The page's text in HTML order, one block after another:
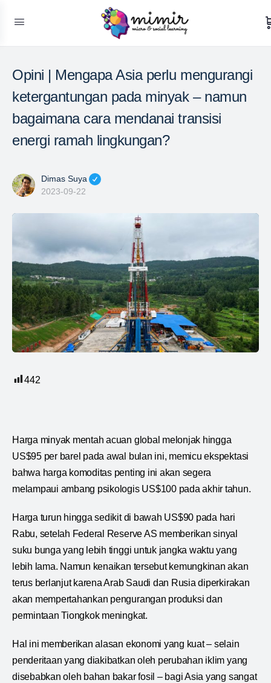
Opini | Mengapa Asia perlu mengurangi
ketergantungan pada minyak – namun
bagaimana cara mendanai transisi
energi ramah lingkungan?
Dimas Suya
2023-09-22
442
Harga minyak mentah acuan global melonjak hingga
US$95 per barel pada awal bulan ini, memicu ekspektasi
bahwa harga komoditas penting ini akan segera
melampaui ambang psikologis US$100 pada akhir tahun.
Harga turun hingga sedikit di bawah US$90 pada hari
Rabu, setelah Federal Reserve AS memberikan sinyal
suku bunga yang lebih tinggi untuk jangka waktu yang
lebih lama. Namun kenaikan tersebut kemungkinan akan
terus berlanjut karena Arab Saudi dan Rusia diperkirakan
akan mempertahankan pengurangan produksi dan
permintaan Tiongkok meningkat.
Hal ini memberikan alasan ekonomi yang kuat – selain
penderitaan yang diakibatkan oleh perubahan iklim yang
disebabkan oleh bahan bakar fosil – bagi Asia yang sangat